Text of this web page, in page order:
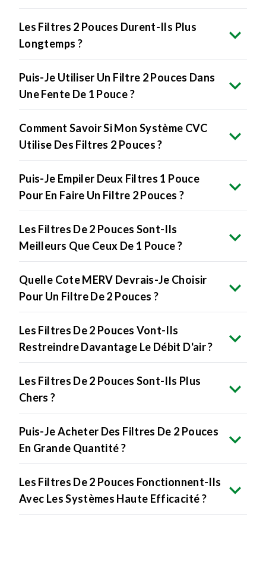
Les Filtres 2 Pouces Durent-Ils Plus
Longtemps ?
Puis-Je Utiliser Un Filtre 2 Pouces Dans
Une Fente De 1 Pouce ?
Comment Savoir Si Mon Système CVC
Utilise Des Filtres 2 Pouces ?
Puis-Je Empiler Deux Filtres 1 Pouce
Pour En Faire Un Filtre 2 Pouces ?
Les Filtres De 2 Pouces Sont-Ils
Meilleurs Que Ceux De 1 Pouce ?
Quelle Cote MERV Devrais-Je Choisir
Pour Un Filtre De 2 Pouces ?
Les Filtres De 2 Pouces Vont-Ils
Restreindre Davantage Le Débit D'air ?
Les Filtres De 2 Pouces Sont-Ils Plus
Chers ?
Puis-Je Acheter Des Filtres De 2 Pouces
En Grande Quantité ?
Les Filtres De 2 Pouces Fonctionnent-Ils
Avec Les Systèmes Haute Efficacité ?